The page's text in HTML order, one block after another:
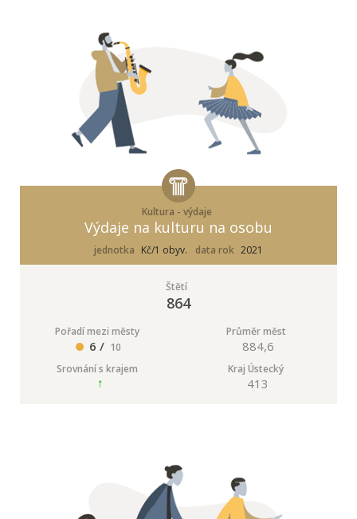
Kultura - výdaje
Výdaje na kulturu na osobu
jednotka Kč/1 obyv. data rok 2021
Štětí
864
Pořadí mezi městy
6 / 10
Průměr měst
884,6
Srovnání s krajem Kraj Ústecký
413